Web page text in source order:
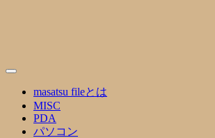
masatsu fileとは
MISC
PDA
パソコン